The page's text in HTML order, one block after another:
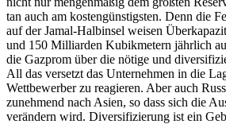
tan auch am kostengünstigsten. Denn die
auf der Jamal-Halbinsel weisen
und 150 Milliarden Kubik­metern jährlich
die Gazprom über die nötige und
All das versetzt das Unternehmen in die
Wettbewerber zu reagieren. Aber auch
zunehmend nach Asien, so dass sich die
verändern wird. Diversifizierung ist ein